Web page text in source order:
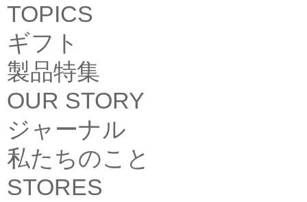
TOPICS
ギフト
製品特集
OUR STORY
ジャーナル
私たちのこと
STORES